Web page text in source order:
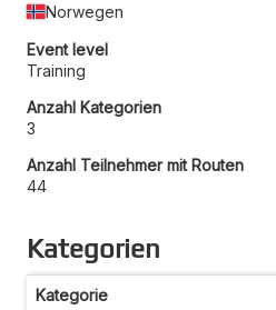
Norwegen
Event level
Training
Anzahl Kategorien
3
Anzahl Teilnehmer mit Routen
44
Kategorien
Kategorie